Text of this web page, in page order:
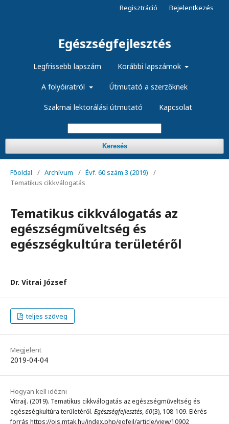
Egészségfejlesztés
Legfrissebb lapszám Korábbi lapszámok
A folyóiratról Útmutató a szerzőknek
Szakmai lektorálási útmutató Kapcsolat
Keresés
Regisztráció Bejelentkezés
Főoldal / Archívum / Évf. 60 szám 3 (2019)
/
Tematikus cikkválogatás
Tematikus cikkválogatás az
egészségműveltség és
egészségkultúra területéről
Dr. Vitrai József
teljes szöveg
Megjelent
2019-04-04
Hogyan kell idézni
VitraiJ. (2019). Tematikus cikkválogatás az egészségműveltség és
egészségkultúra területéről. Egészségfejlesztés,60(3), 108-109. Elérés
forrás https://ojs.mtak.hu/index.php/egfejl/article/view/10902